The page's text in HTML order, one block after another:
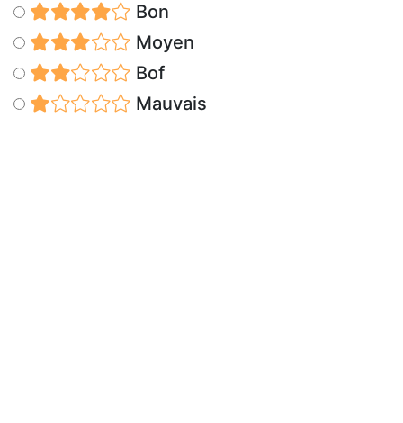
Bon
Moyen
Bof
Mauvais